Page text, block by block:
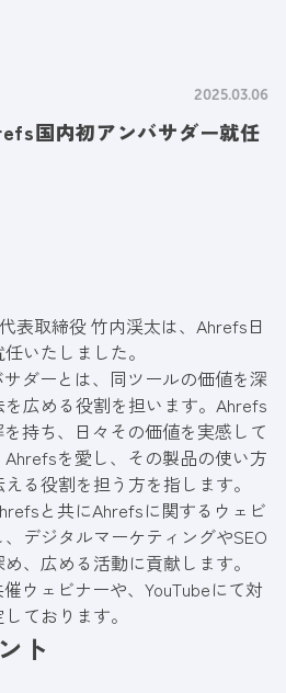
2025.03.06
国内初アンバサダー就任
表取締役 竹内渓太は、Ahrefs日
いたしました。
ダーとは、同ツールの価値を深
広める役割を担います。Ahrefs
持ち、日々その価値を実感して
を愛し、その製品の使い方
る役割を担う方を指します。
と共にAhrefsに関するウェビ
デジタルマーケティングやSEO
、広める活動に貢献します。
ウェビナーや、YouTubeにて対
ております。
ト